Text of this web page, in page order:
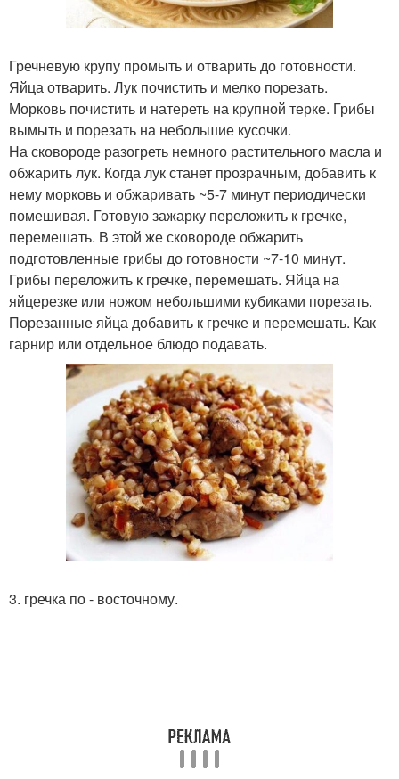
Гречневую крупу промыть и отварить до готовности.
Яйца отварить. Лук почистить и мелко порезать.
Морковь почистить и натереть на крупной терке. Грибы
вымыть и порезать на небольшие кусочки.
На сковороде разогреть немного растительного масла и
обжарить лук. Когда лук станет прозрачным, добавить к
нему морковь и обжаривать ~5-7 минут периодически
помешивая. Готовую зажарку переложить к гречке,
перемешать. В этой же сковороде обжарить
подготовленные грибы до готовности ~7-10 минут.
Грибы переложить к гречке, перемешать. Яйца на
яйцерезке или ножом небольшими кубиками порезать.
Порезанные яйца добавить к гречке и перемешать. Как
гарнир или отдельное блюдо подавать.
3. гречка по - восточному.